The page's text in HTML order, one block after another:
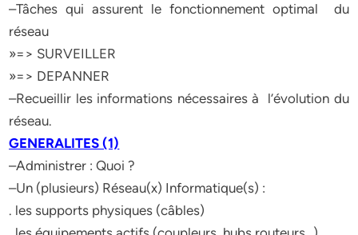
–Tâches qui assurent le fonctionnement optimal du
réseau
»=> SURVEILLER
»=> DEPANNER
–Recueillir les informations nécessaires à l’évolution du
réseau.
GENERALITES (1)
–Administrer : Quoi ?
–Un (plusieurs) Réseau(x) Informatique(s) :
. les supports physiques (câbles)